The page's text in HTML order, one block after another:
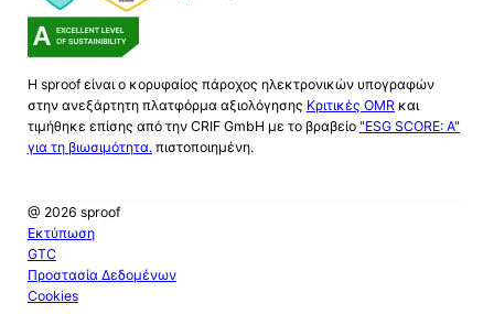
Η sproof είναι ο κορυφαίος πάροχος ηλεκτρονικών υπογραφών
στην ανεξάρτητη πλατφόρμα αξιολόγησης Κριτικές OMRκαι
τιμήθηκε επίσης από την CRIF GmbH με το βραβείο "ESG SCORE: A"
για τη βιωσιμότητα.πιστοποιημένη.
@ 2026 sproof
Εκτύπωση
GTC
Προστασία Δεδομένων
Cookies